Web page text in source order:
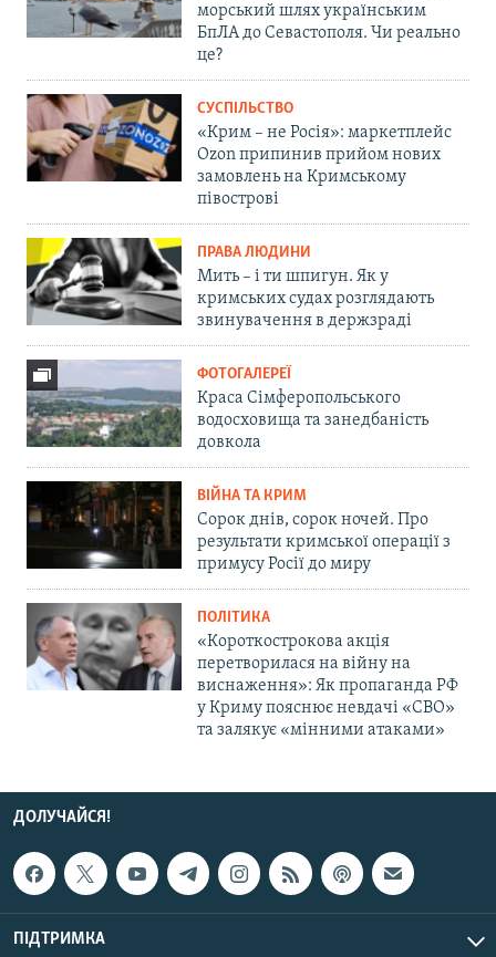
морський шлях українським
БпЛА до Севастополя. Чи реально
це?
СУСПІЛЬСТВО
«Крим – не Росія»: маркетплейс
Ozon припинив прийом нових
замовлень на Кримському
півострові
ПРАВА ЛЮДИНИ
Мить – і ти шпигун. Як у
кримських судах розглядають
звинувачення в держзраді
ФОТОГАЛЕРЕЇ
Краса Сімферопольського
водосховища та занедбаність
довкола
ВІЙНА ТА КРИМ
Сорок днів, сорок ночей. Про
результати кримської операції з
примусу Росії до миру
ПОЛІТИКА
«Короткострокова акція
перетворилася на війну на
виснаження»: Як пропаганда РФ
у Криму пояснює невдачі «СВО»
та залякує «мінними атаками»
ДОЛУЧАЙСЯ!
ПІДТРИМКА